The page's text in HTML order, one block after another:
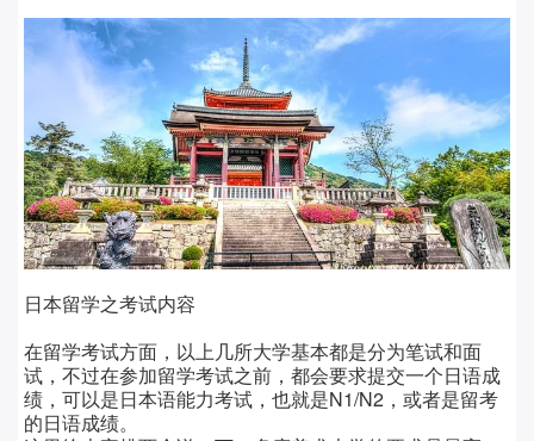
日本留学之考试内容
在留学考试方面，以上几所大学基本都是分为笔试和面
试，不过在参加留学考试之前，都会要求提交一个日语成
绩，可以是日本语能力考试，也就是N1/N2，或者是留考
的日语成绩。